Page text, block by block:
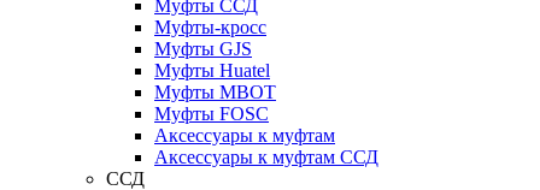
Муфты ССД
Муфты-кросс
Муфты GJS
Муфты Huatel
Муфты МВОТ
Муфты FOSC
Аксессуары к муфтам
Аксессуары к муфтам ССД
ССД